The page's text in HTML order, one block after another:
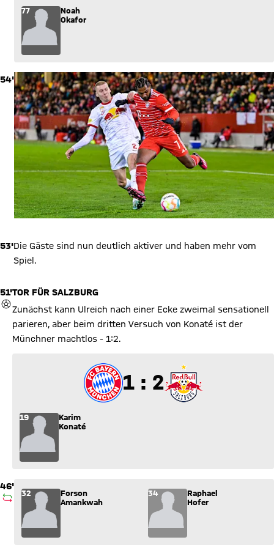
77
Noah
Okafor
54'
53'Die Gäste sind nun deutlich aktiver und haben mehr vom
Spiel.
51'
TOR
TOR FÜR SALZBURG
Zunächst kann Ulreich nach einer Ecke zweimal sensationell
parieren, aber beim dritten Versuch von Konaté ist der
Münchner machtlos - 1:2.
1 zu 2
1 : 2
19
Karim
Konaté
46'
AUSWECHSLUNG
Wechsel: Forson Amankwah (32) kommt für Raphael Hofer
32
Forson
Amankwah
34
Raphael
Hofer